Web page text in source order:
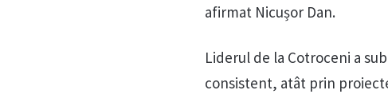
afirmat Nicușor Dan.
Liderul de la Cotroceni a
consistent, atât prin